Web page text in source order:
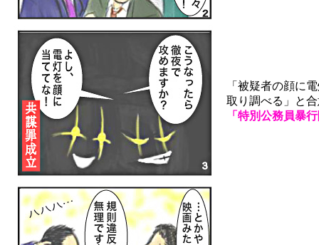
「被疑者の顔に
取り調べる」と
「特別公務員暴